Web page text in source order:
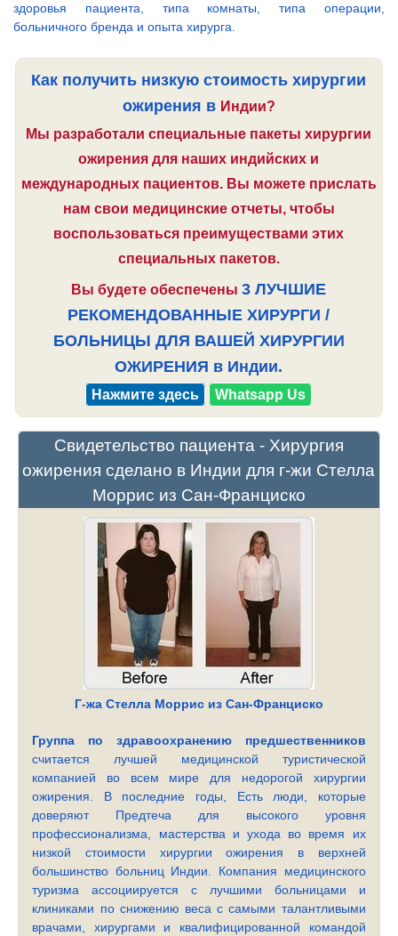
здоровья пациента, типа комнаты, типа операции,
больничного бренда и опыта хирурга.
Как получить низкую стоимость хирургии
ожирения в Индии?
Мы разработали специальные пакеты хирургии
ожирения для наших индийских и
международных пациентов. Вы можете прислать
нам свои медицинские отчеты, чтобы
воспользоваться преимуществами этих
специальных пакетов.
Вы будете обеспечены3 ЛУЧШИЕ
РЕКОМЕНДОВАННЫЕ ХИРУРГИ /
БОЛЬНИЦЫ ДЛЯ ВАШЕЙ ХИРУРГИИ
ОЖИРЕНИЯ в Индии.
Нажмите здесь Whatsapp Us
Свидетельство пациента - Хирургия
ожирения сделано в Индии для г-жи Стелла
Моррис из Сан-Франциско
Г-жа Стелла Моррис из Сан-Франциско
Группа по здравоохранению предшественников
считается лучшей медицинской туристической
компанией во всем мире для недорогой хирургии
ожирения. В последние годы, Есть люди, которые
доверяют Предтеча для высокого уровня
профессионализма, мастерства и ухода во время их
низкой стоимости хирургии ожирения в верхней
большинство больниц Индии. Компания медицинского
туризма ассоциируется с лучшими больницами и
клиниками по снижению веса с самыми талантливыми
врачами, хирургами и квалифицированной командой